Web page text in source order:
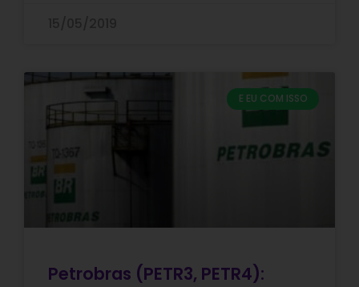
E EU COM ISSO
Petrobras (PETR3, PETR4):